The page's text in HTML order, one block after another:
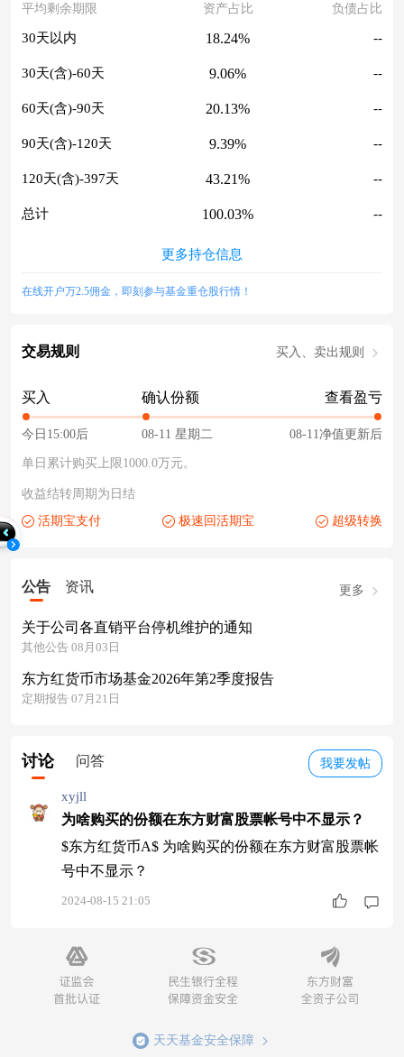
平均剩余期限 资产占比 负债占比
30天以内 18.24% --
30天(含)-60天 9.06% --
60天(含)-90天 20.13% --
90天(含)-120天 9.39% --
120天(含)-397天 43.21% --
总计 100.03% --
更多持仓信息
在线开户万2.5佣金，即刻参与基金重仓股行情！
交易规则 买入、卖出规则
买入
今日15:00后
确认份额
08-11 星期二
查看盈亏
08-11净值更新后
单日累计购买上限1000.0万元。
收益结转周期为日结
活期宝支付
极速回活期宝 超级转换
公告 资讯 更多
关于公司各直销平台停机维护的通知
其他公告 08月03日
东方红货币市场基金2026年第2季度报告
定期报告 07月21日
我要发帖
讨论 问答
xyjll
为啥购买的份额在东方财富股票帐号中不显示？
$东方红货币A$ 为啥购买的份额在东方财富股票帐
号中不显示？
2024-08-15 21:05
天天基金安全保障